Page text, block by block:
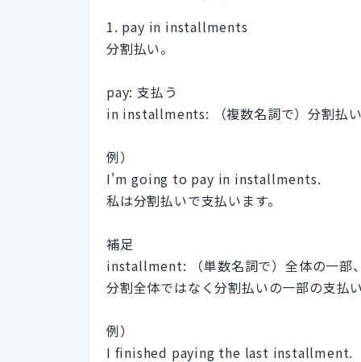
1. pay in installments
分割払い。
pay: 支払う
in installments: （複数名詞で）分割払
例）
I'm going to pay in installments.
私は分割払いで支払います。
補足
installment: （単数名詞で）全体の一部
分割全体ではなく分割払いの一部の支払
例）
I finished paying the last installment.